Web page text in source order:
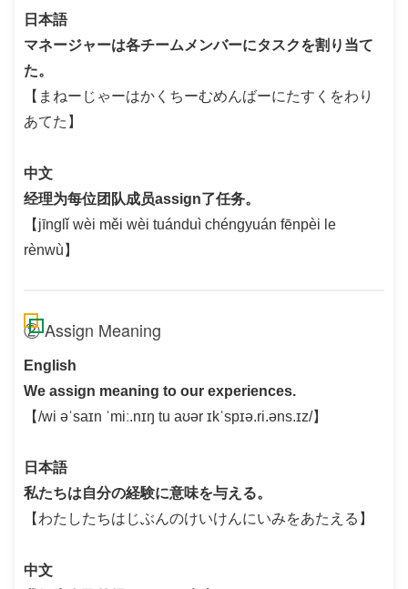
日本語
マネージャーは各チームメンバーにタスクを割り当て
た。
【まねーじゃーはかくちーむめんばーにたすくをわり
あてた】
中文
经理为每位团队成员assign了任务。
【jīnglǐ wèi měi wèi tuánduì chéngyuán fēnpèi le
rènwù】
② Assign Meaning
English
We assign meaning to our experiences.
【/wi əˈsaɪn ˈmiː.nɪŋ tu aʊər ɪkˈspɪə.ri.əns.ɪz/】
日本語
私たちは自分の経験に意味を与える。
【わたしたちはじぶんのけいけんにいみをあたえる】
中文